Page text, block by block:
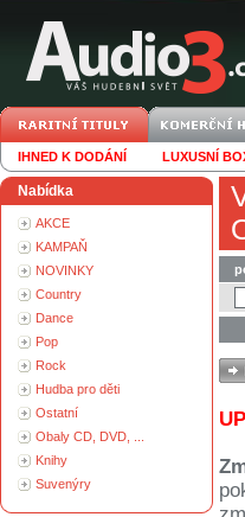
IHNED K DODÁNÍ LUXUSNÍ
Nabídka
AKCE
KAMPAŇ
NOVINKY
Country
Dance
Pop
Rock
Hudba pro děti
Ostatní
Obaly CD, DVD, ...
Knihy
Suvenýry